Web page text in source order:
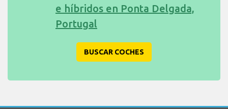
e híbridos en Ponta Delgada,
Portugal
BUSCAR COCHES